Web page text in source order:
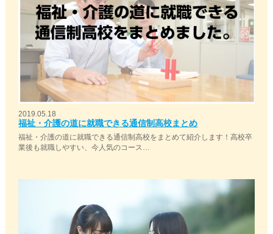
2019.05.18
福祉・介護の道に就職できる通信制高校まとめ
福祉・介護の道に就職できる通信制高校をまとめて紹介します！高校卒
業後も就職しやすい、今人気のコース…